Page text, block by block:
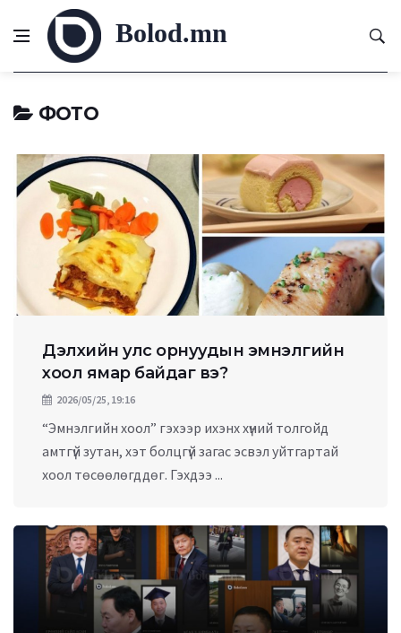
Bolod.mn
ФОТО
Дэлхийн улс орнуудын эмнэлгийн
хоол ямар байдаг вэ?
2026/05/25, 19:16
“Эмнэлгийн хоол” гэхээр ихэнх хүний толгойд
амтгүй зутан, хэт болцгүй загас эсвэл уйтгартай
хоол төсөөлөгддөг. Гэхдээ ...